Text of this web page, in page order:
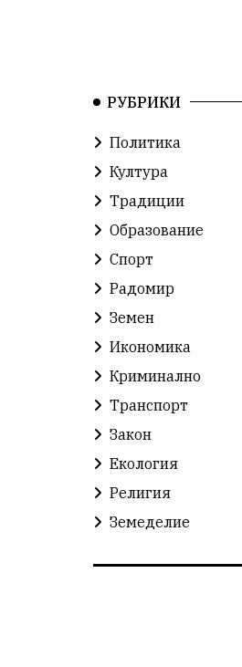
РУБРИКИ
Политика
Култура
Традиции
Образование
Спорт
Радомир
Земен
Икономика
Криминално
Транспорт
Закон
Екология
Религия
Земеделие